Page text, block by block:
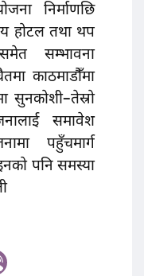
निर्माणछि
होटल तथा थप
सम्भावना
काठमाडौँमा
सुनकोशी–तेस्रो
समावेश
पहुँचमार्ग
पनि समस्या